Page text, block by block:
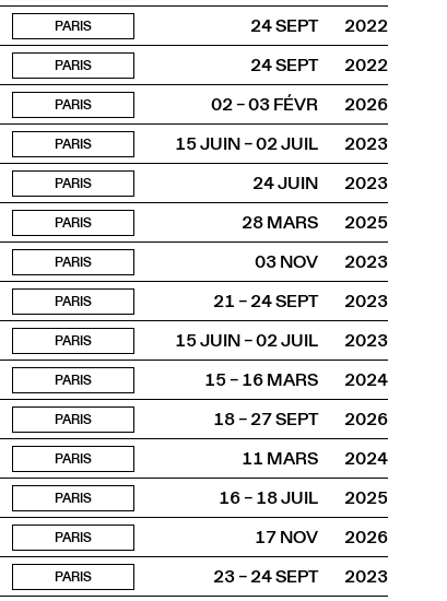
PARIS 24 SEPT
2022
PARIS 24 SEPT
2022
PARIS 02 – 03 FÉVR
2026
PARIS 15 JUIN – 02 JUIL
2023
PARIS 24 JUIN
2023
PARIS 28 MARS
2025
PARIS 03 NOV
2023
PARIS 21 – 24 SEPT
2023
PARIS 15 JUIN – 02 JUIL
2023
PARIS 15 – 16 MARS
2024
PARIS 18 – 27 SEPT
2026
PARIS 11 MARS
2024
PARIS 16 – 18 JUIL
2025
PARIS 17 NOV
2026
PARIS 23 – 24 SEPT
2023